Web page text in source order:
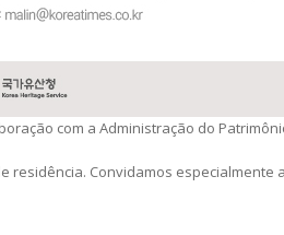
com a Administração do
Convidamos especialmente